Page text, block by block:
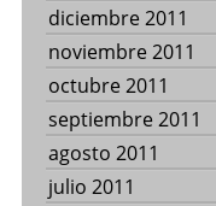
diciembre 2011
noviembre 2011
octubre 2011
septiembre 2011
agosto 2011
julio 2011